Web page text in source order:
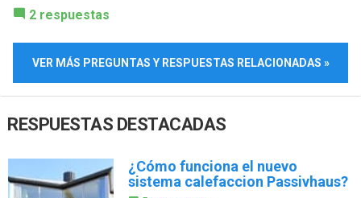
2 respuestas
VER MÁS PREGUNTAS Y RESPUESTAS RELACIONADAS »
RESPUESTAS DESTACADAS
¿Cómo funciona el nuevo
sistema calefaccion Passivhaus?